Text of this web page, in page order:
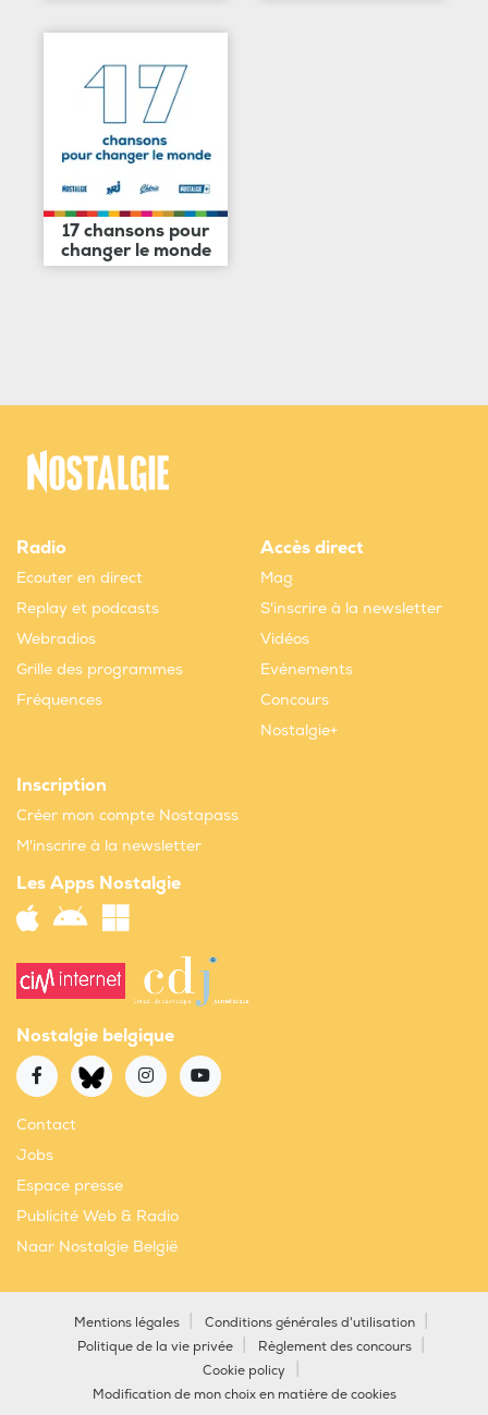
17 chansons pour
changer le monde
Radio
Ecouter en direct
Replay et podcasts
Webradios
Grille des programmes
Fréquences
Accès direct
Mag
S'inscrire à la newsletter
Vidéos
Evènements
Concours
Nostalgie+
Inscription
Créer mon compte Nostapass
M'inscrire à la newsletter
Les Apps Nostalgie
Nostalgie belgique
Contact
Jobs
Espace presse
Publicité Web & Radio
Naar Nostalgie België
Mentions légales
Conditions générales d'utilisation
Politique de la vie privée
Règlement des concours
Cookie policy
Modification de mon choix en matière de cookies